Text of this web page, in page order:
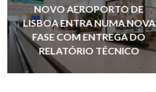
p
NOVO AEROPORTO DE
LISBOA ENTRA NUMA NOVA
FASE COM ENTREGA DO
RELATÓRIO TÉCNICO